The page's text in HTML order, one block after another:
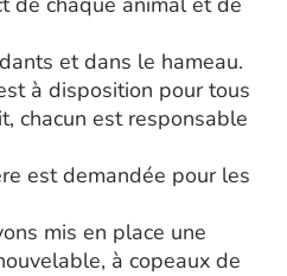
et dans le hameau.
à disposition pour tous
chacun est responsable
est demandée pour les
mis en place une
à copeaux de